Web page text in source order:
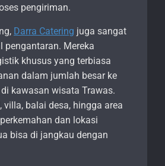
pengiriman.
Darra Catering juga sangat
pengantaran. Mereka
khusus yang terbiasa
dalam jumlah besar ke
kawasan wisata Trawas.
villa, balai desa, hingga area
dan lokasi
bisa di jangkau dengan